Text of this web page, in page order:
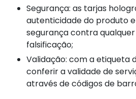
Segurança: as tarjas holográficas garantem a
autenticidade do produto
segurança contra
falsificação;
Validação: com a etiqueta de validade é possível
conferir a validade de
através de códigos de